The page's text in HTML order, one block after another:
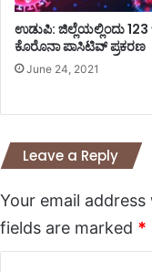
ಉಡುಪಿ: ಜಿಲ್ಲೆಯಲ್ಲಿಂದು 123
ಕೊರೊನಾ ಪಾಸಿಟಿವ್ ಪ್ರಕರಣ
June 24, 2021
Leave a Reply
Your email
fields are marked *